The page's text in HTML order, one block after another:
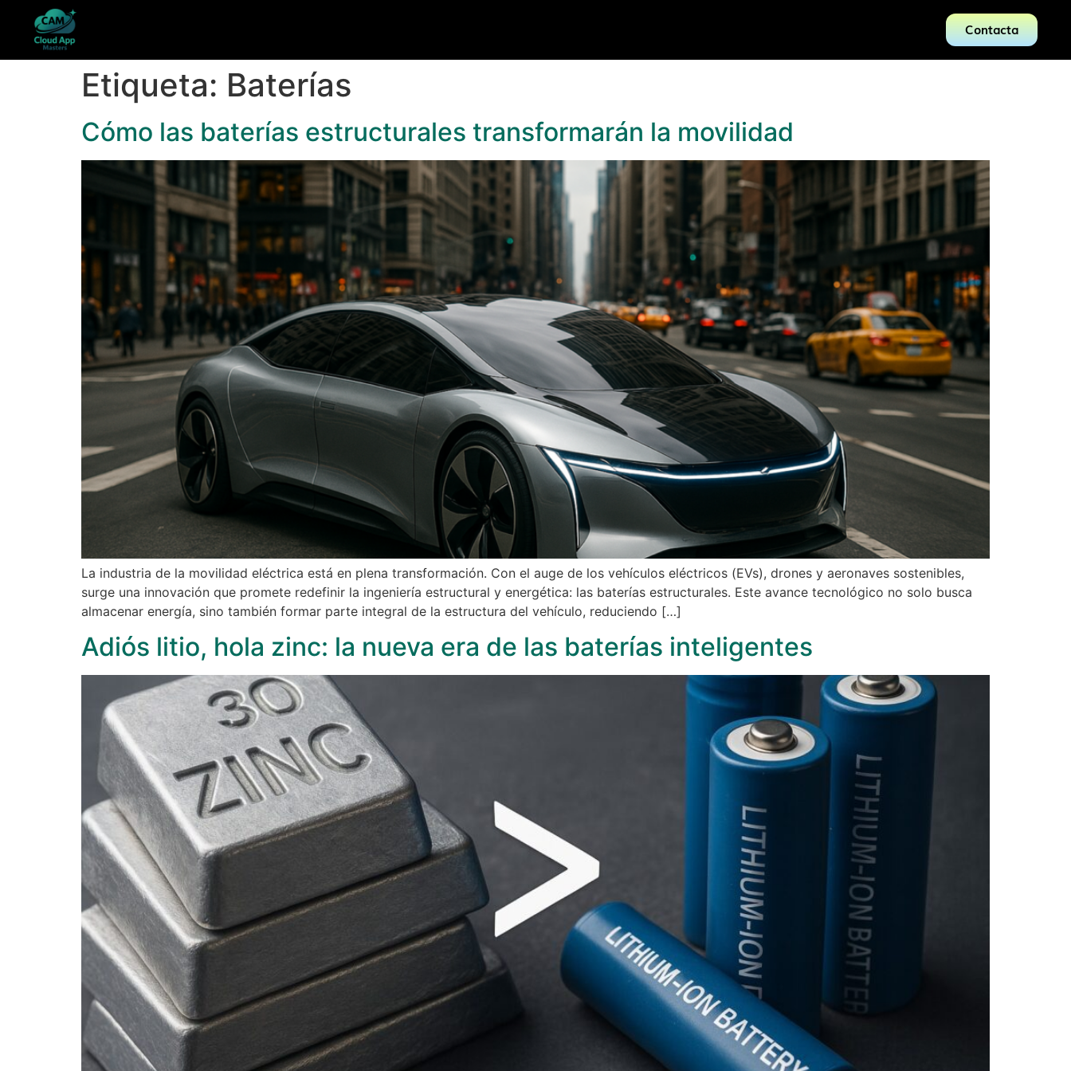
Contacta
Etiqueta: Baterías
Cómo las baterías estructurales transformarán la movilidad
La industria de la movilidad eléctrica está en plena transformación. Con el auge de los vehículos eléctricos (EVs), drones y aeronaves sostenibles,
surge una innovación que promete redefinir la ingeniería estructural y energética: las baterías estructurales. Este avance tecnológico no solo busca
almacenar energía, sino también formar parte integral de la estructura del vehículo, reduciendo […]
Adiós litio, hola zinc: la nueva era de las baterías inteligentes